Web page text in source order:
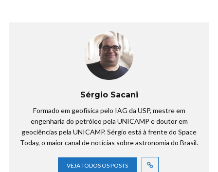
Sérgio Sacani
Formado em geofísica pelo IAG da USP, mestre em
engenharia do petróleo pela UNICAMP e doutor em
geociências pela UNICAMP. Sérgio está à frente do Space
Today, o maior canal de notícias sobre astronomia do Brasil.
VEJA TODOS OS POSTS